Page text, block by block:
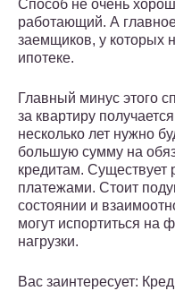
Способ не очень
работающий. А
заемщиков, у которых
ипотеке.
Главный минус этого
за квартиру
несколько лет нужно
большую сумму на
кредитам. Существует
платежами. Стоит
состоянии и
могут испортиться на
нагрузки.
Вас заинтересует: